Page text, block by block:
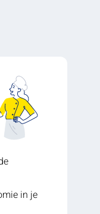
in je